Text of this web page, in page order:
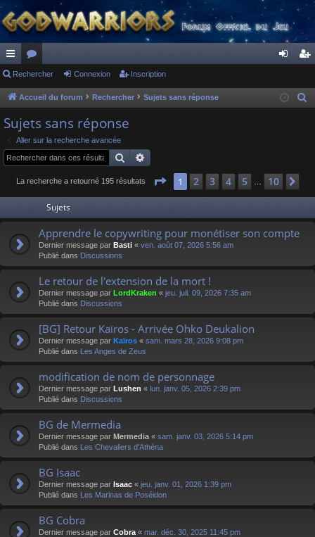
ac
co
ur
ci
s
or
u
s
ne cri
Rechercher Connexion Inscription
Accueil du forum Rechercher Sujets sans réponse
e
Sujets sans réponse
Aller sur la recherche avancée
Rechercher
La recherche a retourné 195 résultats Page 1sur 10
1 2 3 4 5 10
Sujets
Apprendre le copywriting pour monétiser son compte
Dernier message par Basti « ven. août 07, 2026 5:56 am
Publié dans Discussions
Le retour de l'extension de la mort !
Dernier message par LordKraken « jeu. juil. 09, 2026 7:35 am
Publié dans Discussions
[BG] Retour Kaïros - Arrivée Ohko Deukalion
Dernier message par Kaïros « sam. mars 28, 2026 9:08 pm
Publié dans Les Anges de Zeus
modification de nom de personnage
Dernier message par Lushen « lun. janv. 05, 2026 2:39 pm
Publié dans Discussions
BG de Mermedia
Dernier message par Mermedia « sam. janv. 03, 2026 5:14 pm
Publié dans Les Chevaliers d'Athéna
BG Isaac
Dernier message par Isaac « jeu. janv. 01, 2026 1:39 pm
Publié dans Les Marinas de Poséidon
BG Cobra
Dernier message par Cobra « mar. déc. 30, 2025 11:45 pm